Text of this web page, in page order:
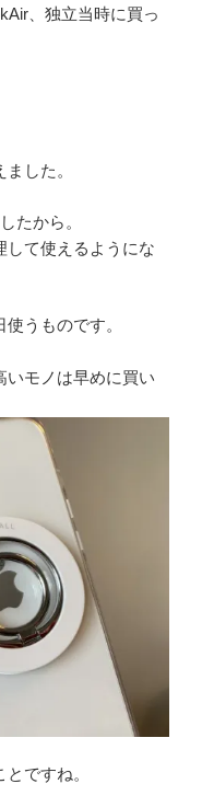
、独立当時に買っ
した。
たから。
して使えるようにな
うものです。
いモノは早めに買い
ですね。